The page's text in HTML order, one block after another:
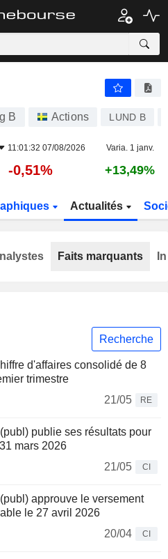
B Actions LUND B
11:01:32 07/08/2026 Varia. 1 janv.
-0,51% +13,49%
Actualités
Recherche
d'affaires consolidé de 8
trimestre
21/05
RE
publie ses résultats pour
mars 2026
21/05
CI
approuve le versement
le 27 avril 2026
20/04
CI
Faits marquants